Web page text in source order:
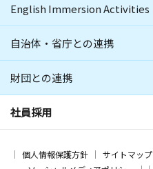
English Immersion Activities
自治体・省庁との連携
財団との連携
社員採用
個人情報保護方針 サイトマップ